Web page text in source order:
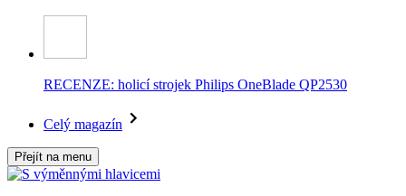
RECENZE: holicí strojek Philips OneBlade QP2530
Celý magazín
Přejít na menu